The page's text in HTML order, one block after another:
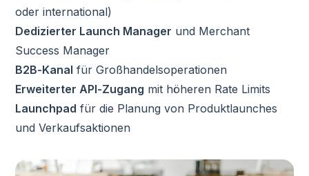
oder international)
Dedizierter Launch Manager und Merchant
Success Manager
B2B-Kanal für Großhandelsoperationen
Erweiterter API-Zugang mit höheren Rate Limits
Launchpad für die Planung von Produktlaunches
und Verkaufsaktionen